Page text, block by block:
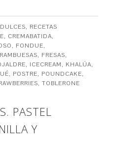
, RECETAS
, CREMABATIDA,
, FONDUE,
, FRESAS,
, ICECREAM, KHALÚA,
, POSTRE, POUNDCAKE,
,TOBLERONE
PASTEL
Y